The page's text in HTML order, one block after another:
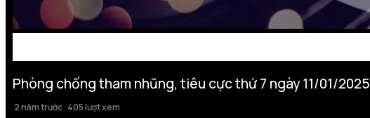
Phòng chống tham nhũng, tiêu cực thứ 7 ngày 11/01/2025
2 năm trước 405 lượt xem